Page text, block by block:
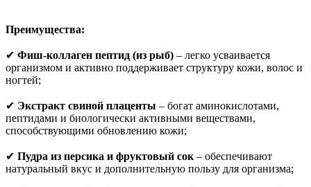
Преимущества:
✔ Фиш-коллаген пептид (из рыб) – легко усваивается
организмом и активно поддерживает структуру кожи, волос и
ногтей;
✔ Экстракт свиной плаценты – богат аминокислотами,
пептидами и биологически активными веществами,
способствующими обновлению кожи;
✔ Пудра из персика и фруктовый сок – обеспечивают
натуральный вкус и дополнительную пользу для организма;